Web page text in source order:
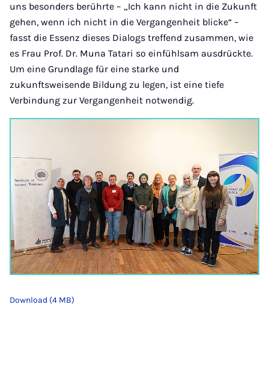
uns besonders berührte – „Ich kann nicht in die Zukunft
gehen, wenn ich nicht in die Vergangenheit blicke“ –
fasst die Essenz dieses Dialogs treffend zusammen, wie
es Frau Prof. Dr. Muna Tatari so einfühlsam ausdrückte.
Um eine Grundlage für eine starke und
zukunftsweisende Bildung zu legen, ist eine tiefe
Verbindung zur Vergangenheit notwendig.
Download (4 MB)